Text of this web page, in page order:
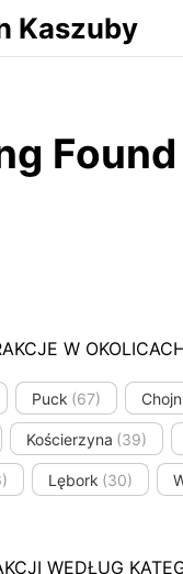
magazynkaszuby.pl
Kaszuby
Found
W
Puck (67)
Kościerzyna (39)
Lębork (30)
WEDŁUG